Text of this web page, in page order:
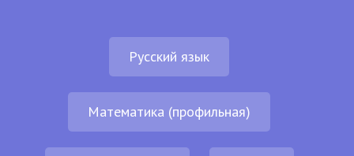
Русский язык
Математика (профильная)